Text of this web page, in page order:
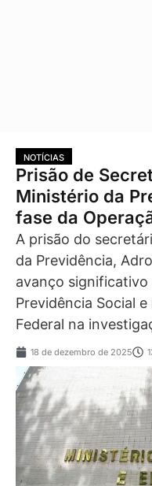
NOTÍCIAS
Prisão de
Ministério da
fase da
A prisão do
da Previdência,
avanço
Previdência Social
Federal na
18 de dezembro de 2025